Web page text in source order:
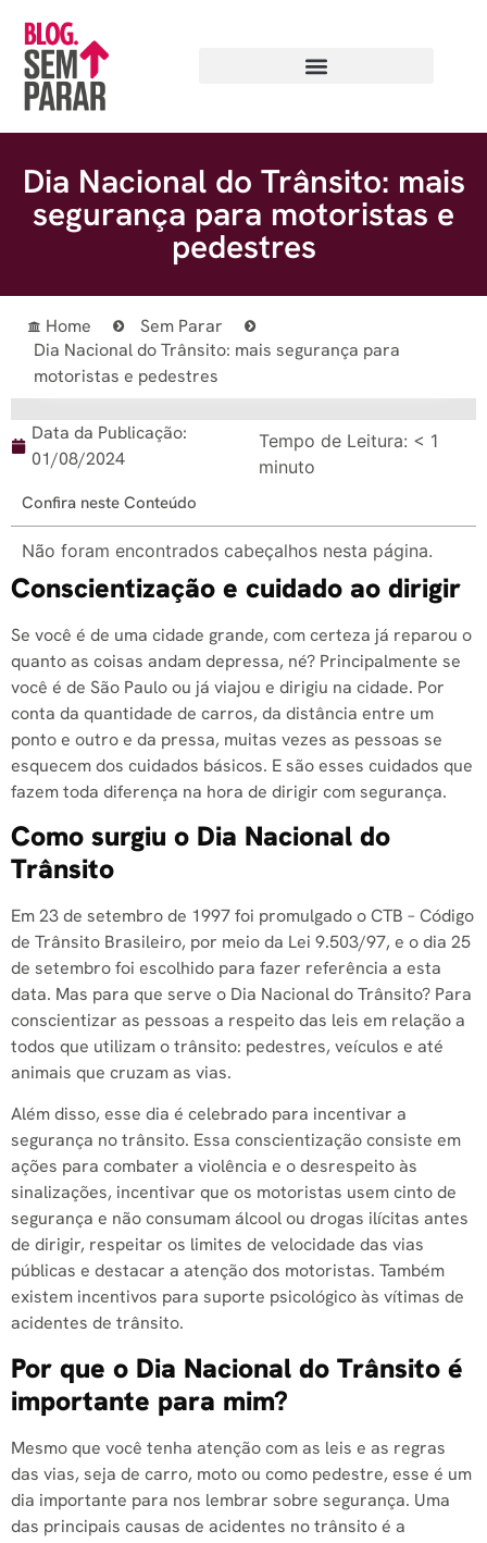
Dia Nacional do Trânsito: mais
segurança para motoristas e
pedestres
Home
Sem Parar
Dia Nacional do Trânsito: mais segurança para
motoristas e pedestres
Data da Publicação:
01/08/2024
Tempo de Leitura: < 1
minuto
Confira neste Conteúdo
Não foram encontrados cabeçalhos nesta página.
Conscientização e cuidado ao dirigir
Se você é de uma cidade grande, com certeza já reparou o
quanto as coisas andam depressa, né? Principalmente se
você é de São Paulo ou já viajou e dirigiu na cidade. Por
conta da quantidade de carros, da distância entre um
ponto e outro e da pressa, muitas vezes as pessoas se
esquecem dos cuidados básicos. E são esses cuidados que
fazem toda diferença na hora de dirigir com segurança.
Como surgiu o Dia Nacional do
Trânsito
Em 23 de setembro de 1997 foi promulgado o CTB – Código
de Trânsito Brasileiro, por meio da Lei 9.503/97, e o dia 25
de setembro foi escolhido para fazer referência a esta
data. Mas para que serve o Dia Nacional do Trânsito? Para
conscientizar as pessoas a respeito das leis em relação a
todos que utilizam o trânsito: pedestres, veículos e até
animais que cruzam as vias.
Além disso, esse dia é celebrado para incentivar a
segurança no trânsito. Essa conscientização consiste em
ações para combater a violência e o desrespeito às
sinalizações, incentivar que os motoristas usem cinto de
segurança e não consumam álcool ou drogas ilícitas antes
de dirigir, respeitar os limites de velocidade das vias
públicas e destacar a atenção dos motoristas. Também
existem incentivos para suporte psicológico às vítimas de
acidentes de trânsito.
Por que o Dia Nacional do Trânsito é
importante para mim?
Mesmo que você tenha atenção com as leis e as regras
das vias, seja de carro, moto ou como pedestre, esse é um
dia importante para nos lembrar sobre segurança. Uma
das principais causas de acidentes no trânsito é a